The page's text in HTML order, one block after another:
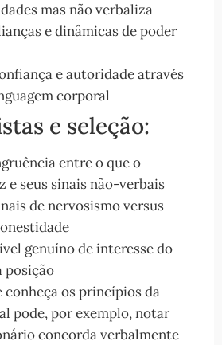
mas não verbaliza
e dinâmicas de poder
e autoridade através
corporal
e seleção:
entre o que o
e seus sinais não-verbais
de nervosismo versus
genuíno de interesse do
posição
os princípios da
pode, por exemplo, notar
concorda verbalmente